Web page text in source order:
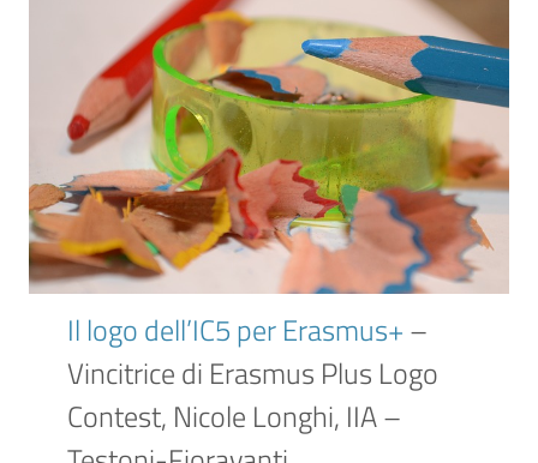
Il logo dell’IC5 per Erasmus+–
Vincitrice di Erasmus Plus Logo
Contest, Nicole Longhi, IIA –